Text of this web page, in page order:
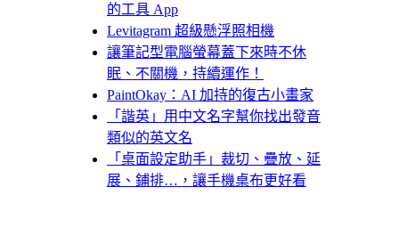
的工具 App
Levitagram 超級懸浮照相機
讓筆記型電腦螢幕蓋下來時不休
眠、不關機，持續運作！
PaintOkay：AI 加持的復古小畫家
「諧英」用中文名字幫你找出發音
類似的英文名
「桌面設定助手」裁切、疊放、延
展、鋪排…，讓手機桌布更好看